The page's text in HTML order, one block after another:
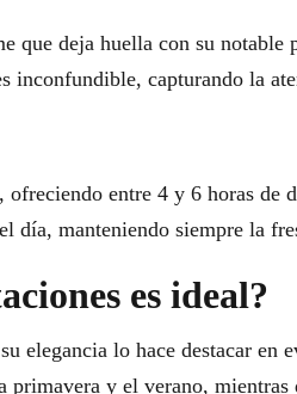
que deja huella con su notable
inconfundible, capturando la
entre 4 y 6 horas
día, manteniendo siempre la
es ideal?
elegancia lo hace destacar en
y el verano, mientras